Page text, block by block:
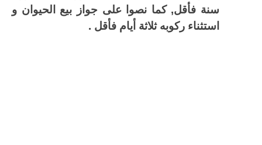
سنة فأقل, كما نصوا على جواز بيع الحيوان و
استثناء ركوبه ثلاثة أيام فأقل .